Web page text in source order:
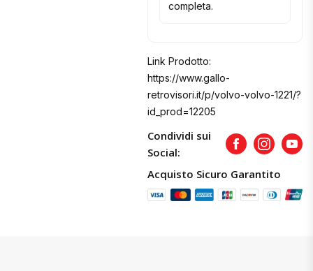
completa.
Link Prodotto:
https://www.gallo-
retrovisori.it/p/volvo-volvo-1221/?
id_prod=12205
Condividi sui
Social:
FacebookInstagram
Acquisto Sicuro Garantito